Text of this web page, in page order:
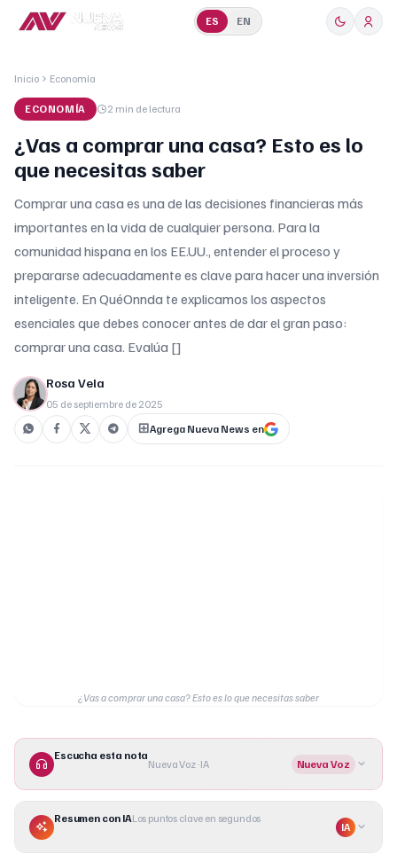
ES EN
Inicio Economía
ECONOMÍA 2 min de lectura
¿Vas a comprar una casa? Esto es lo
que necesitas saber
Comprar una casa es una de las decisiones financieras más
importantes en la vida de cualquier persona. Para la
comunidad hispana en los EE.UU., entender el proceso y
prepararse adecuadamente es clave para hacer una inversión
inteligente. En QuéOnnda te explicamos los aspectos
esenciales que debes conocer antes de dar el gran paso:
comprar una casa. Evalúa []
Rosa Vela
05 de septiembre de 2025
Agrega Nueva News en
¿Vas a comprar una casa? Esto es lo que necesitas saber
Escucha esta nota
Nueva Voz · IA Nueva Voz
Resumen con IALos puntos clave en segundos
IA